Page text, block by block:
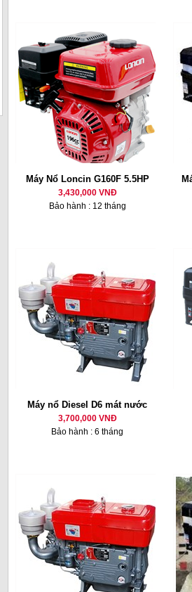
Máy Nổ Loncin G160F 5.5HP
3,430,000 VNĐ
Bảo hành : 12 tháng
Máy nổ Diesel D6 mát nước
3,700,000 VNĐ
Bảo hành : 6 tháng